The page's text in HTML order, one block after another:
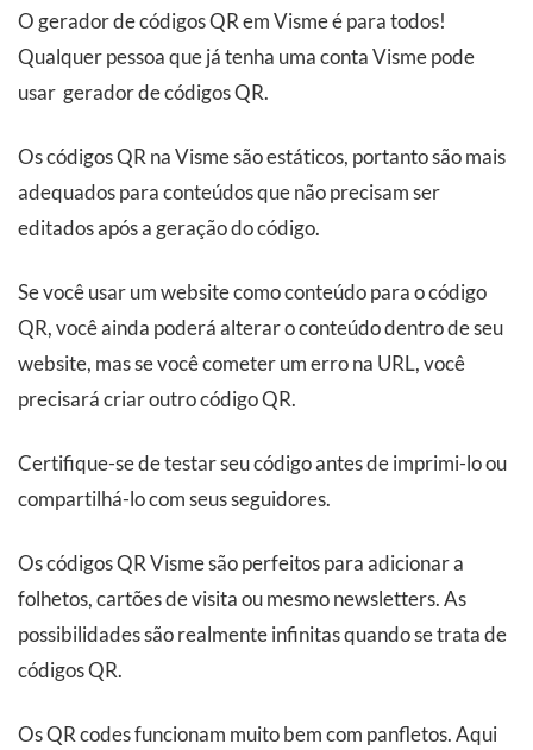
O gerador de códigos QR em Visme é para todos!
Qualquer pessoa que já tenha uma conta Visme pode
usar gerador de códigos QR.
Os códigos QR na Visme são estáticos, portanto são mais
adequados para conteúdos que não precisam ser
editados após a geração do código.
Se você usar um website como conteúdo para o código
QR, você ainda poderá alterar o conteúdo dentro de seu
website, mas se você cometer um erro na URL, você
precisará criar outro código QR.
Certifique-se de testar seu código antes de imprimi-lo ou
compartilhá-lo com seus seguidores.
Os códigos QR Visme são perfeitos para adicionar a
folhetos, cartões de visita ou mesmo newsletters. As
possibilidades são realmente infinitas quando se trata de
códigos QR.
Os QR codes funcionam muito bem com panfletos. Aqui